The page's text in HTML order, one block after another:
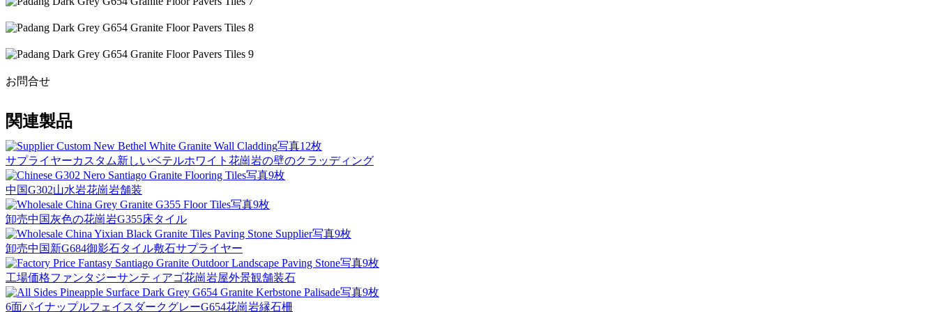
お問合せ
関連製品
写真12枚
サプライヤーカスタム新しいベテルホワイト花崗岩の壁のクラッディング
写真9枚
中国G302山水岩花崗岩舗装
写真9枚
卸売中国灰色の花崗岩G355床タイル
写真9枚
卸売中国新G684御影石タイル敷石サプライヤー
写真9枚
工場価格ファンタジーサンティアゴ花崗岩屋外景観舗装石
写真9枚
6面パイナップルフェイスダークグレーG654花崗岩縁石柵